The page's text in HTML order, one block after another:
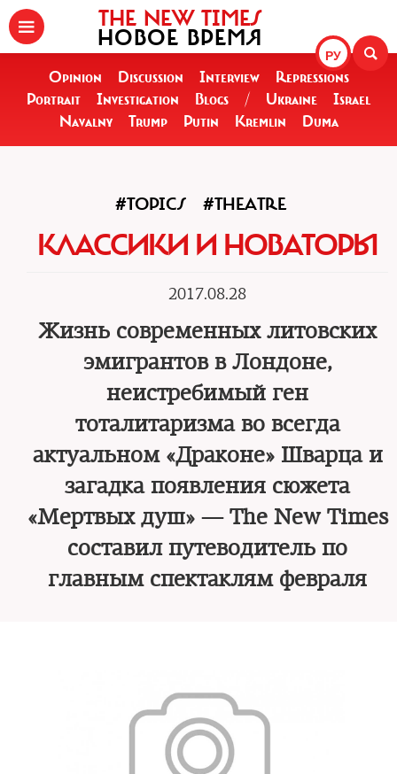
РУ
THE NEW TIMES
НОВОЕ ВРЕМЯ
Opinion Discussion Interview
Repressions
Portrait
Investigation Blogs / Ukraine
Israel
Navalny
Trump Putin Kremlin Duma
#TOPICS #THEATRE
КЛАССИКИ И НОВАТОРЫ
2017.08.28
Жизнь современных литовских
эмигрантов в Лондоне,
неистребимый ген
тоталитаризма во всегда
актуальном «Драконе» Шварца и
загадка появления сюжета
«Мертвых душ» — The New Times
составил путеводитель по
главным спектаклям февраля